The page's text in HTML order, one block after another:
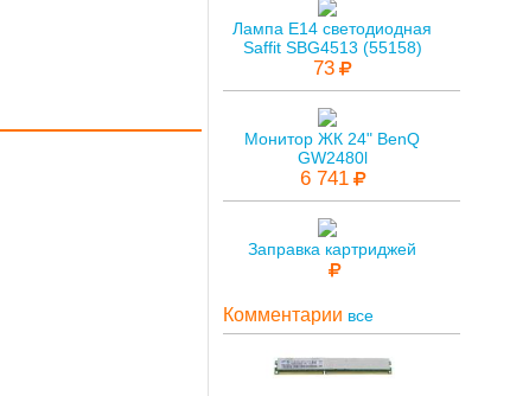
Лампа E14 светодиодная
Saffit SBG4513 (55158)
73
Монитор ЖК 24" BenQ
GW2480l
6 741
Заправка картриджей
Комментарии все